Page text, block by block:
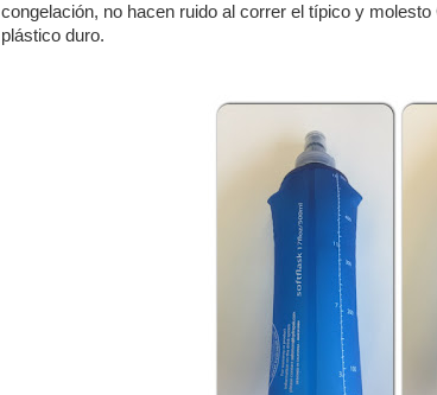
congelación, no hacen ruido al correr el típico y
plástico duro.